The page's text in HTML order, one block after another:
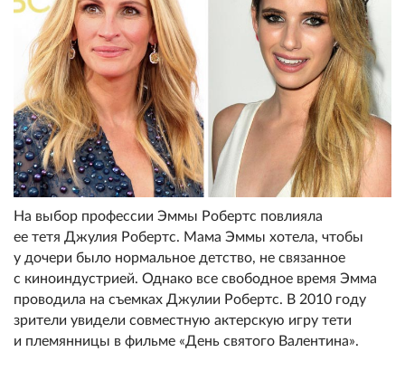
На выбор профессии Эммы Робертс повлияла
ее тетя Джулия Робертс. Мама Эммы хотела, чтобы
у дочери было нормальное детство, не связанное
с киноиндустрией. Однако все свободное время Эмма
проводила на съемках Джулии Робертс. В 2010 году
зрители увидели совместную актерскую игру тети
и племянницы в фильме «День святого Валентина».